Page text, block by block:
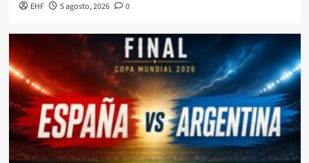
EHF 5 agosto, 2026 0